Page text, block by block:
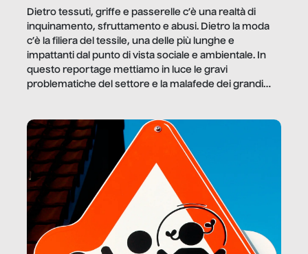
Dietro tessuti, griffe e passerelle c’è una realtà di
inquinamento, sfruttamento e abusi. Dietro la moda
c’è la filiera del tessile, una delle più lunghe e
impattanti dal punto di vista sociale e ambientale. In
questo reportage mettiamo in luce le gravi
problematiche del settore e la malafede dei grandi